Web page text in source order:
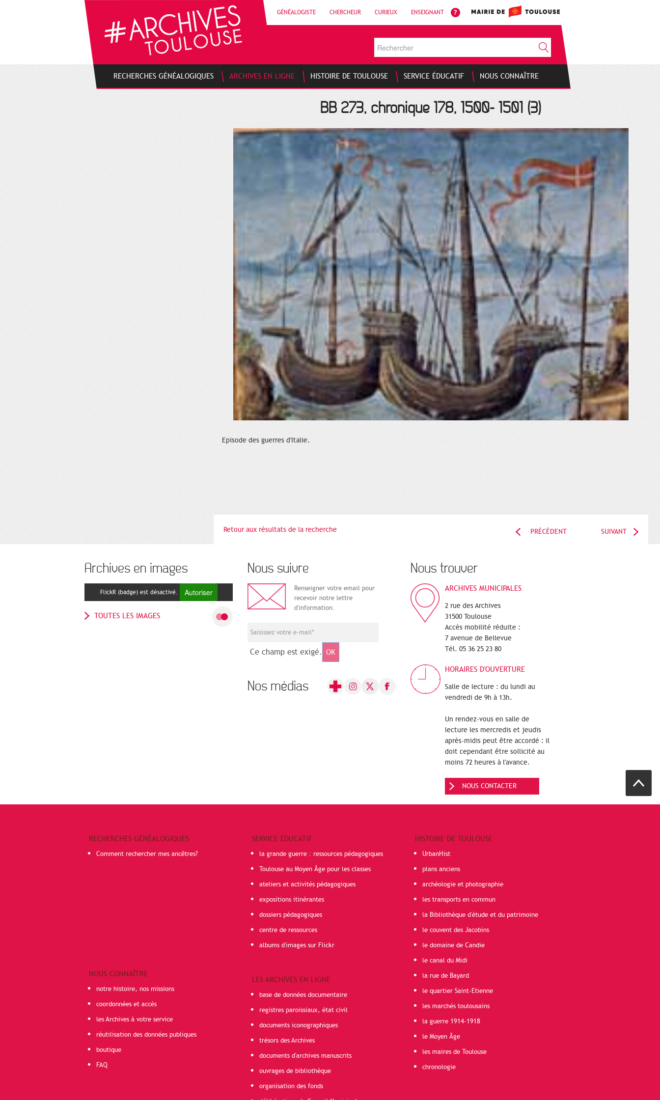
GÉNÉALOGISTE CHERCHEUR CURIEUX ENSEIGNANT
RECHERCHES GÉNÉALOGIQUES ARCHIVES EN LIGNE HISTOIRE DE TOULOUSE SERVICE ÉDUCATIF NOUS CONNAÎTRE
BB 273, chronique 178, 1500- 1501 (3)
Episode des guerres d'Italie.
Retour aux résultats de la recherche PRÉCÉDENT SUIVANT
Archives en images
FlickR (badge) est désactivé. Autoriser
TOUTES LES IMAGES
Nous suivre
Renseigner votre email pour
recevoir notre lettre
d'information.
Ce champ est exigé. OK
Nos médias
Nous trouver
ARCHIVES MUNICIPALES
2 rue des Archives
31500 Toulouse
Accès mobilité réduite :
7 avenue de Bellevue
Tél. 05 36 25 23 80
HORAIRES D'OUVERTURE
Salle de lecture : du lundi au
vendredi de 9h à 13h.
Un rendez-vous en salle de
lecture les mercredis et jeudis
après-midis peut être accordé : il
doit cependant être sollicité au
moins 72 heures à l'avance.
NOUS CONTACTER
RECHERCHES GÉNÉALOGIQUES
Comment rechercher mes ancêtres?
NOUS CONNAÎTRE
notre histoire, nos missions
coordonnées et accès
les Archives à votre service
réutilisation des données publiques
boutique
FAQ
SERVICE ÉDUCATIF
la grande guerre : ressources pédagogiques
Toulouse au Moyen Âge pour les classes
ateliers et activités pédagogiques
expositions itinérantes
dossiers pédagogiques
centre de ressources
albums d'images sur Flickr
LES ARCHIVES EN LIGNE
base de données documentaire
registres paroissiaux, état civil
documents iconographiques
trésors des Archives
documents d'archives manuscrits
ouvrages de bibliothèque
organisation des fonds
HISTOIRE DE TOULOUSE
UrbanHist
plans anciens
archéologie et photographie
les transports en commun
la Bibliothèque d'étude et du patrimoine
le couvent des Jacobins
le domaine de Candie
le canal du Midi
la rue de Bayard
le quartier Saint-Etienne
les marchés toulousains
la guerre 1914-1918
le Moyen Âge
les maires de Toulouse
chronologie
Gestion de vos préférences sur les cookies